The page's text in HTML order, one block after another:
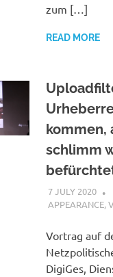
zum […]
READ MORE
kommen,
schlimm
7 JULY 2020
APPEARANCE,
Vortrag auf
DigiGes,